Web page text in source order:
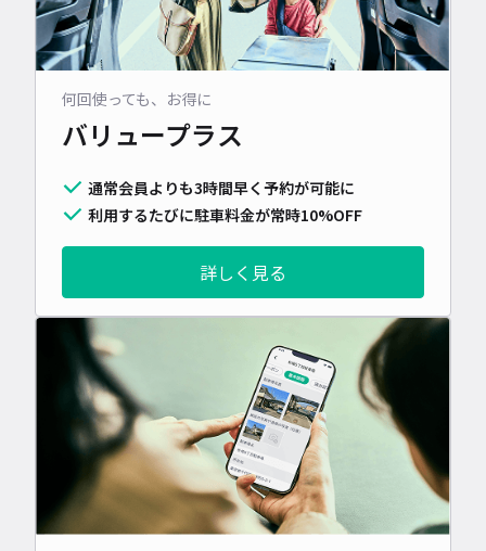
何回使っても、お得に
バリュープラス
通常会員よりも3時間早く予約が可能に
利用するたびに駐車料金が常時10%OFF
詳しく見る